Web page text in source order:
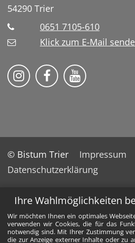
Ihre Wahlmöglichkeiten
Wir möchten Ihnen ein optimales
verwenden wir Cookies, die für das
notwendig sind. Mit Ihrer Zustimmung
die zur Anzeige externer Inhalte oder zu
54290 Trier
0651 7105-610
Klick zum E-Mail
Bistum Trier auf
Bistum Trier auf
Bistum
© Bistum Trier
Impressum
Datenschutzerklärung